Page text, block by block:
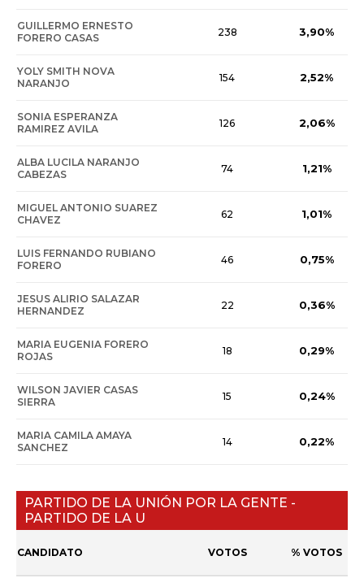
GUILLERMO ERNESTO
FORERO CASAS
238 3,90%
YOLY SMITH NOVA
NARANJO
154 2,52%
SONIA ESPERANZA
RAMIREZ AVILA
126 2,06%
ALBA LUCILA NARANJO
CABEZAS
74 1,21%
MIGUEL ANTONIO SUAREZ
CHAVEZ
62 1,01%
LUIS FERNANDO RUBIANO
FORERO
46 0,75%
JESUS ALIRIO SALAZAR
HERNANDEZ
22 0,36%
MARIA EUGENIA FORERO
ROJAS
18 0,29%
WILSON JAVIER CASAS
SIERRA
15 0,24%
MARIA CAMILA AMAYA
SANCHEZ
14 0,22%
PARTIDO DE LA UNIÓN POR LA GENTE -
PARTIDO DE LA U
CANDIDATO VOTOS % VOTOS